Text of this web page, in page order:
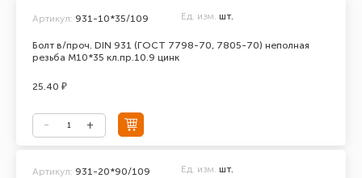
Болт в/проч. DIN 931 (ГОСТ 7798-70, 7805-70) неполная
резьба М10*35 кл.пр.10.9 цинк
Артикул: 931-10*35/109 Ед. изм. шт.
25.40 ₽
Артикул: 931-20*90/109 Ед. изм. шт.